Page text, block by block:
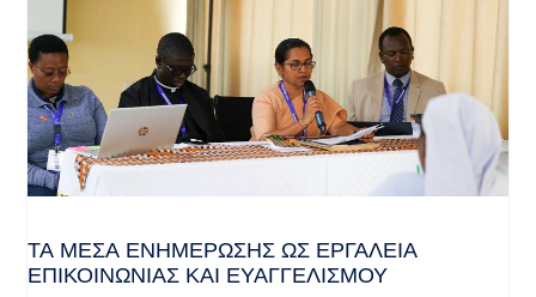
ΤΑ ΜΈΣΑ ΕΝΗΜΈΡΩΣΗΣ ΩΣ ΕΡΓΑΛΕΊΑ
ΕΠΙΚΟΙΝΩΝΊΑΣ ΚΑΙ ΕΥΑΓΓΕΛΙΣΜΟΎ